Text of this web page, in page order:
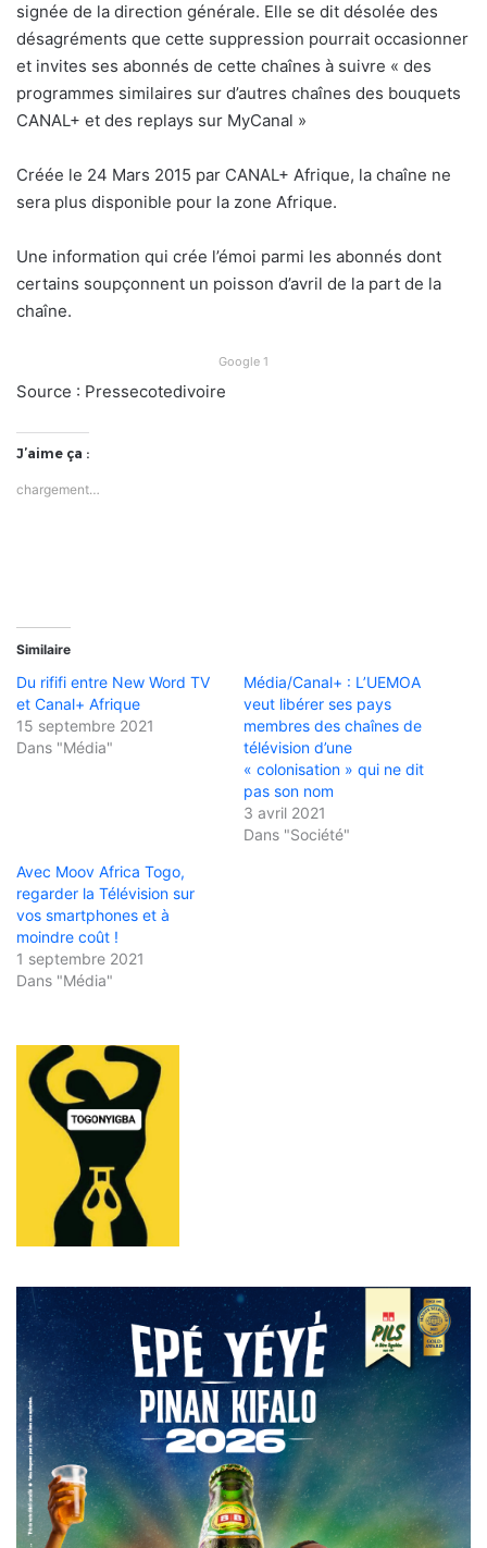
signée de la direction générale. Elle se dit désolée des
désagréments que cette suppression pourrait occasionner
et invites ses abonnés de cette chaînes à suivre « des
programmes similaires sur d’autres chaînes des bouquets
CANAL+ et des replays sur MyCanal »
Créée le 24 Mars 2015 par CANAL+ Afrique, la chaîne ne
sera plus disponible pour la zone Afrique.
Une information qui crée l’émoi parmi les abonnés dont
certains soupçonnent un poisson d’avril de la part de la
chaîne.
Google 1
Source : Pressecotedivoire
J’aime ça :
chargement…
Similaire
Du rififi entre New Word TV
et Canal+ Afrique
15 septembre 2021
Dans "Média"
Média/Canal+ : L’UEMOA
veut libérer ses pays
membres des chaînes de
télévision d’une
« colonisation » qui ne dit
pas son nom
3 avril 2021
Dans "Société"
Avec Moov Africa Togo,
regarder la Télévision sur
vos smartphones et à
moindre coût !
1 septembre 2021
Dans "Média"